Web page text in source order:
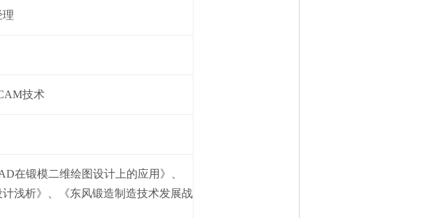
理
技术
在锻模二维绘图设计上的应用》、
浅析》、《东风锻造制造技术发展战